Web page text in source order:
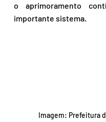
o aprimoramento
importante sistema.
Imagem: Prefeitura